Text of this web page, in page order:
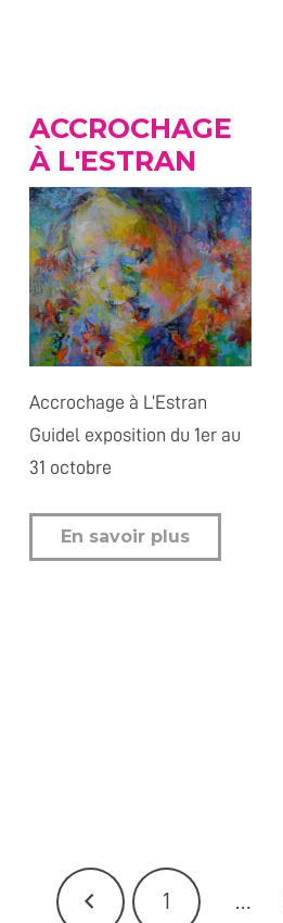
ACCROCHAGE
À L'ESTRAN
Accrochage à L’Estran
Guidel exposition du 1er au
31 octobre
En savoir plus
1 …